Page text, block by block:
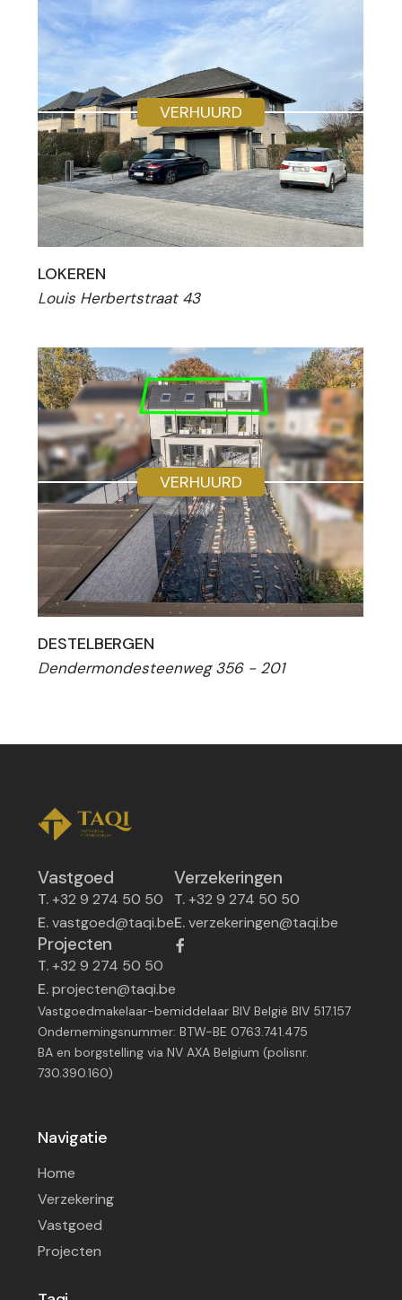
VERHUURD
LOKEREN
Louis Herbertstraat 43
VERHUURD
DESTELBERGEN
Dendermondesteenweg 356 - 201
Vastgoed
T. +32 9 274 50 50
E. vastgoed@taqi.be
Verzekeringen
T. +32 9 274 50 50
E. verzekeringen@taqi.be
Projecten
T. +32 9 274 50 50
E. projecten@taqi.be
Vastgoedmakelaar-bemiddelaar BIV België BIV 517.157
Ondernemingsnummer: BTW-BE 0763.741.475
BA en borgstelling via NV AXA Belgium (polisnr.
730.390.160)
Navigatie
Home
Verzekering
Vastgoed
Projecten